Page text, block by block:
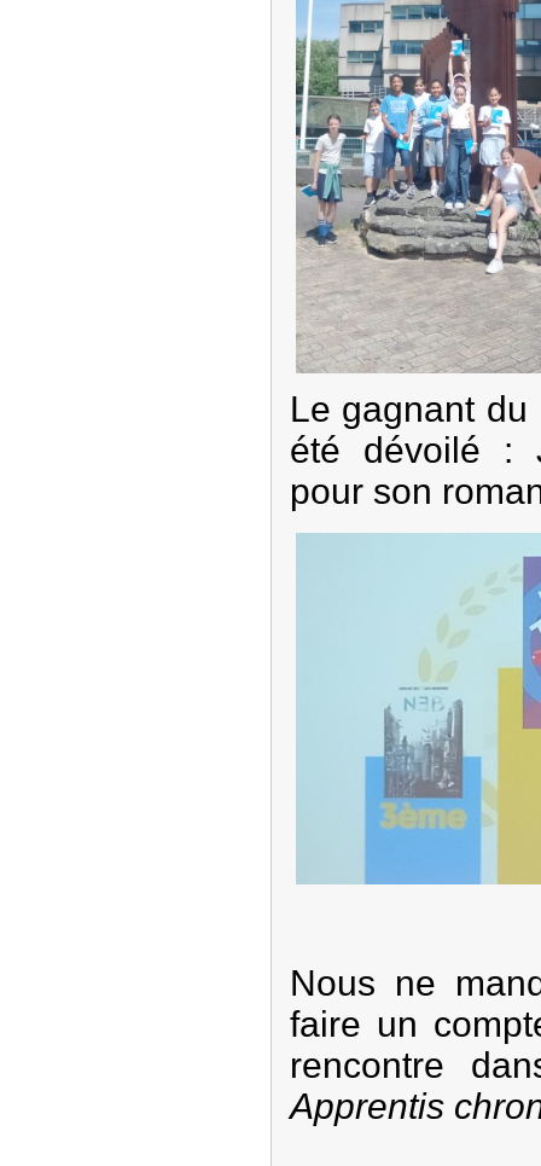
Le gagnant
été dévoilé :
pour son
Nous ne
faire un
rencontre
Apprentis